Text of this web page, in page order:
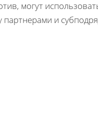
могут
и